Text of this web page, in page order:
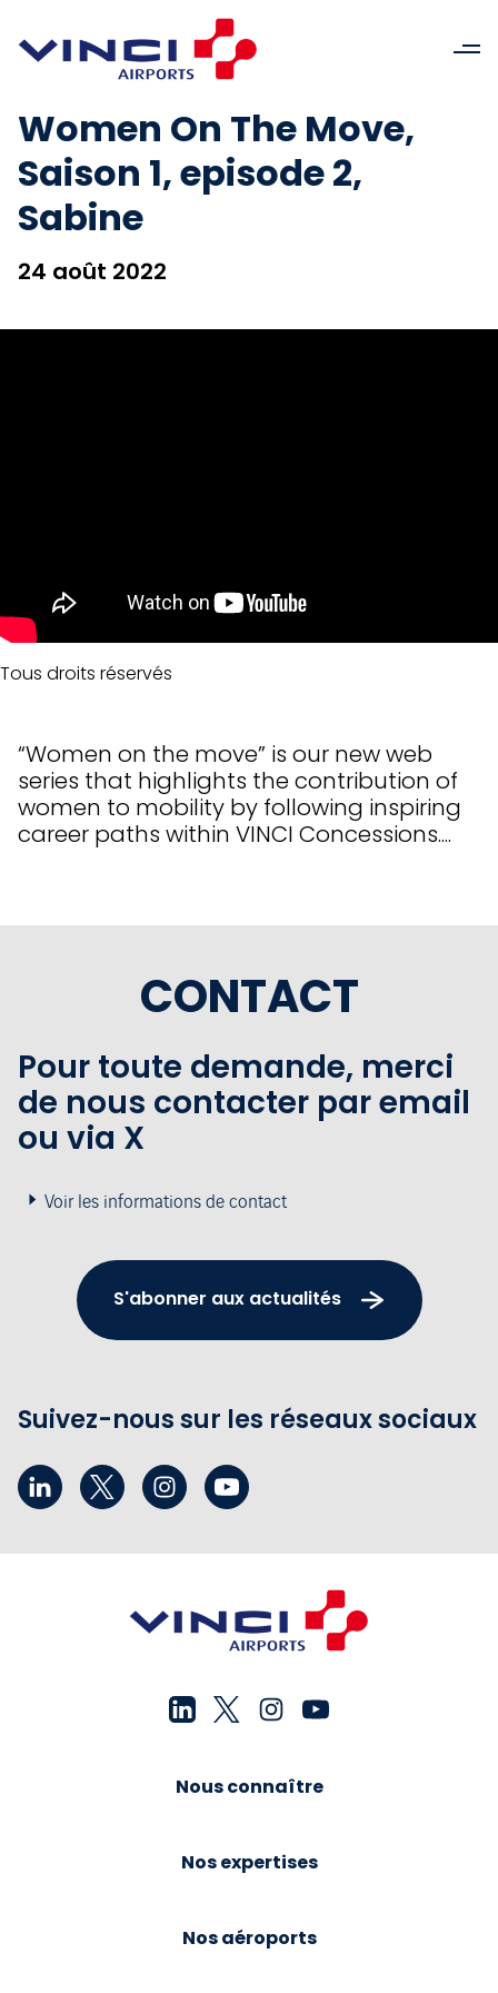
Women On The Move,
Saison 1, episode 2,
Sabine
24 août 2022
Tous droits réservés
“Women on the move” is our new web
series that highlights the contribution of
women to mobility by following inspiring
career paths within VINCI Concessions....
CONTACT
Pour toute demande, merci
de nous contacter par email
ou via X
Voir les informations de contact
S'abonner aux actualités
Suivez-nous sur les réseaux sociaux
Nous connaître
Nos expertises
Nos aéroports